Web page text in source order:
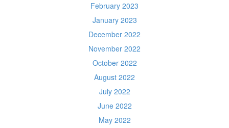
February 2023
January 2023
December 2022
November 2022
October 2022
August 2022
July 2022
June 2022
May 2022